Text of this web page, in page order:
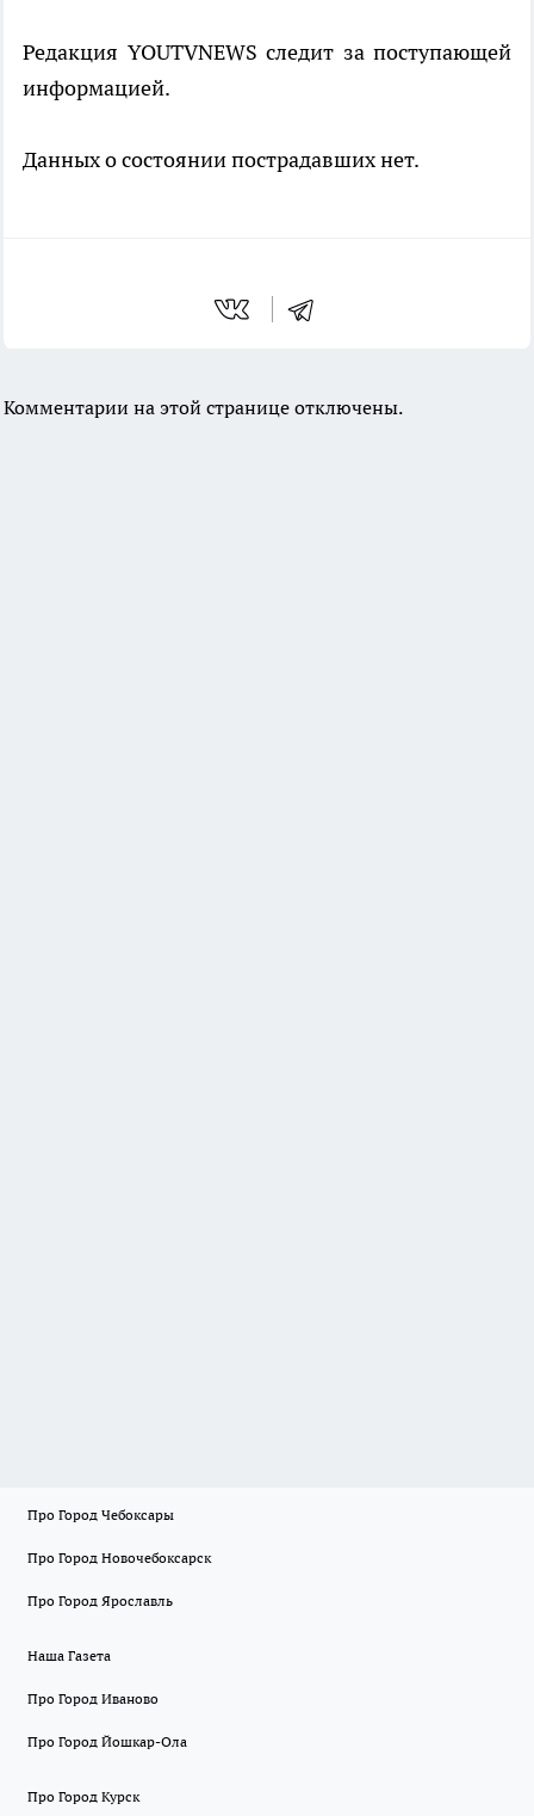
Редакция YOUTVNEWS следит за поступающей
информацией.
Данных о состоянии пострадавших нет.
Комментарии на этой странице отключены.
Про Город Чебоксары
Про Город Новочебоксарск
Про Город Ярославль
Наша Газета
Про Город Иваново
Про Город Йошкар-Ола
Про Город Курск